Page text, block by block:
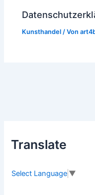
Kunsthandel / Von
Translate
Select Language ▼